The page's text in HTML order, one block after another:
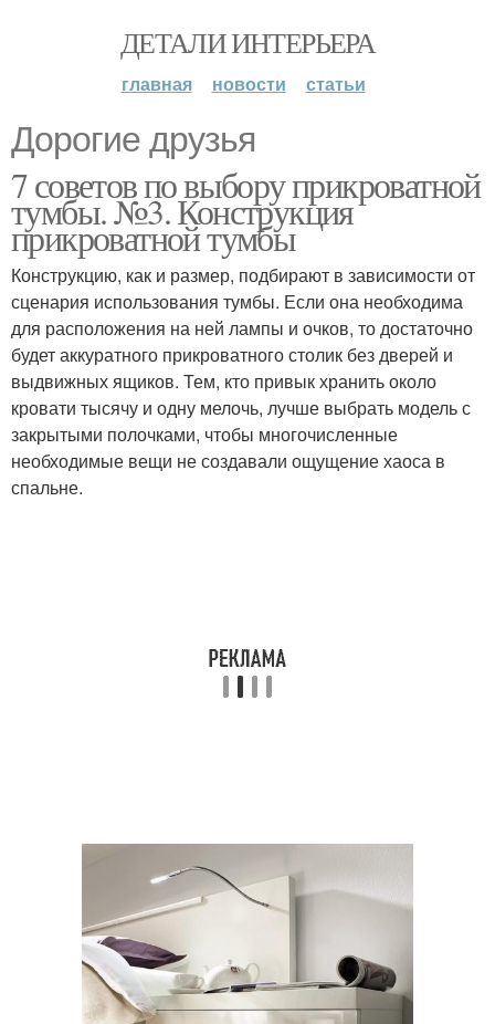
ДЕТАЛИ ИНТЕРЬЕРА
главная новости статьи
Дорогие друзья
7 советов по выбору прикроватной
тумбы. №3. Конструкция
прикроватной тумбы
Конструкцию, как и размер, подбирают в зависимости от
сценария использования тумбы. Если она необходима
для расположения на ней лампы и очков, то достаточно
будет аккуратного прикроватного столик без дверей и
выдвижных ящиков. Тем, кто привык хранить около
кровати тысячу и одну мелочь, лучше выбрать модель с
закрытыми полочками, чтобы многочисленные
необходимые вещи не создавали ощущение хаоса в
спальне.